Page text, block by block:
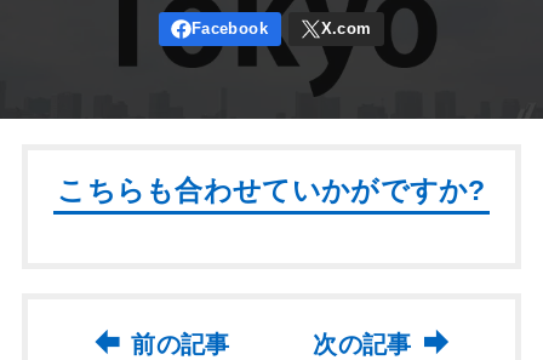
こちらも合わせていかがですか?